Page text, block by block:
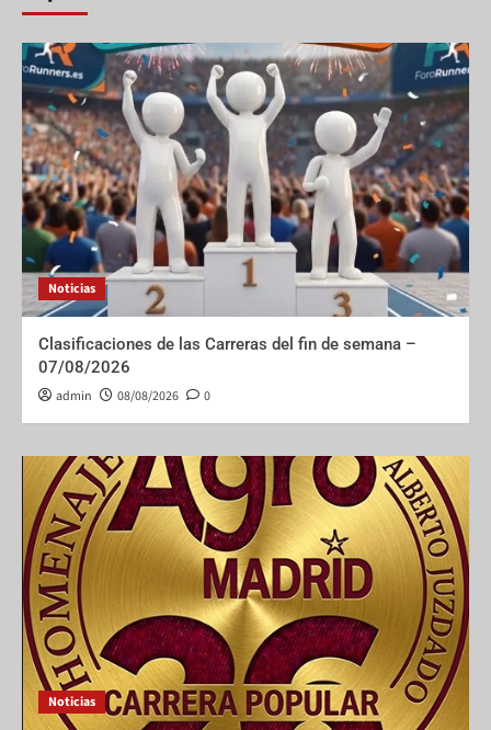
Noticias
Clasificaciones de las Carreras del fin de semana –
07/08/2026
admin 08/08/2026 0
Noticias